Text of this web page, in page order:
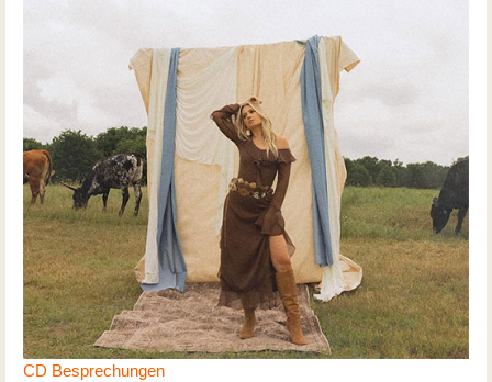
CD Besprechungen